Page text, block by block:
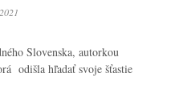
Slovenska, autorkou
odišla hľadať svoje šťastie